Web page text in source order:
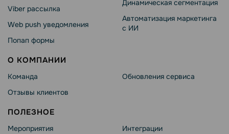
Viber рассылка
Web push уведомления
Попап формы
Динамическая сегментация
Автоматизация маркетинга
с ИИ
О КОМПАНИИ
Команда
Отзывы клиентов
Обновления сервиса
ПОЛЕЗНОЕ
Мероприятия
Интеграции